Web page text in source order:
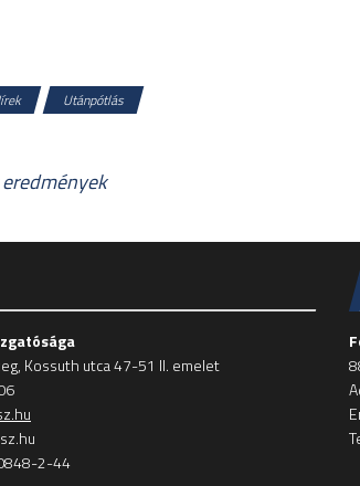
Utánpótlás
Kossuth utca 47-51 II. emelet
2-44